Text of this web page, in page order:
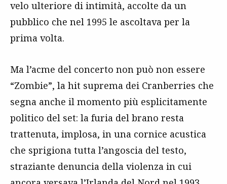
velo ulteriore di intimità, accolte da un
pubblico che nel 1995 le ascoltava per la
prima volta.
Ma l’acme del concerto non può non essere
“Zombie”, la hit suprema dei Cranberries che
segna anche il momento più esplicitamente
politico del set: la furia del brano resta
trattenuta, implosa, in una cornice acustica
che sprigiona tutta l’angoscia del testo,
straziante denuncia della violenza in cui